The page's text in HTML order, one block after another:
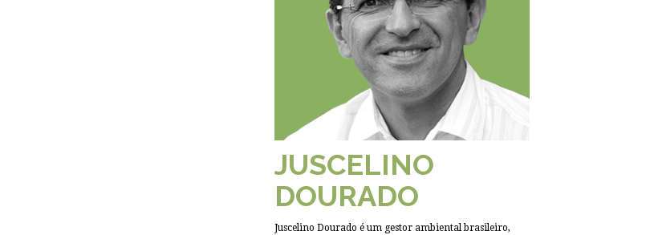
JUSCELINO
DOURADO
Juscelino Dourado é um gestor ambiental brasileiro,